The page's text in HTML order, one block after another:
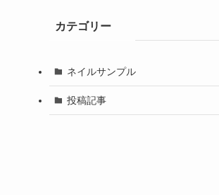
カテゴリー
ネイルサンプル
投稿記事